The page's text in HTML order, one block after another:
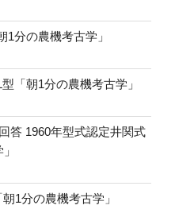
分の農機考古学」
「朝1分の農機考古学」
答 1960年型式認定井関式
1分の農機考古学」